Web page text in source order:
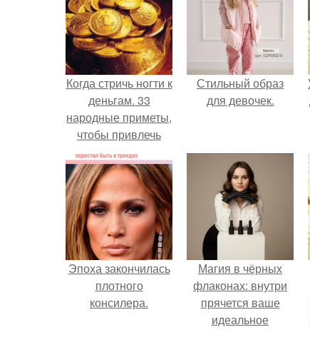
Когда стричь ногти к
деньгам. 33
народные приметы,
чтобы привлечь
деньги в дом.
Стильный образ
для девочек.
Эпоха закончилась
плотного
консилера.
Магия в чёрных
флаконах: внутри
прячется ваше
идеальное